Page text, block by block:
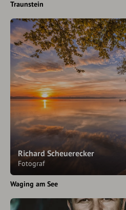
Traunstein
Richard Scheuerecker
Fotograf
Waging am See